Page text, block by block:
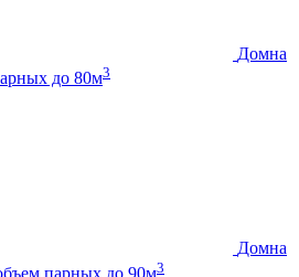
Домна
до 80м3
Домна
парных до 90м3